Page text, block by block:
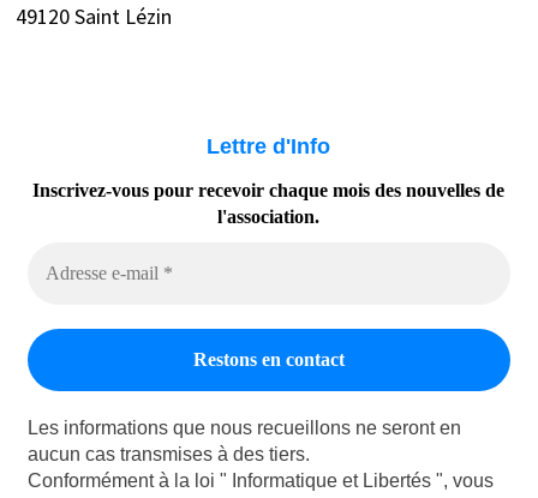
49120 Saint Lézin
Lettre d'Info
Inscrivez-vous pour recevoir chaque mois des nouvelles de
l'association.
Les informations que nous recueillons ne seront en
aucun cas transmises à des tiers.
Conformément à la loi " Informatique et Libertés ", vous